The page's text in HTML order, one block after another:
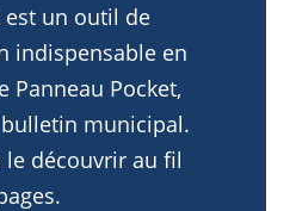
est un outil de
indispensable en
Panneau Pocket,
municipal.
le découvrir au fil
81 99 90
Agenda